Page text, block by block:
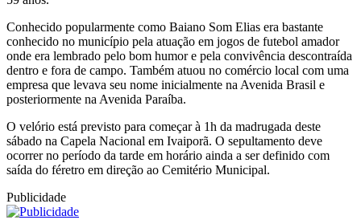
Conhecido popularmente como Baiano Som Elias era bastante
conhecido no município pela atuação em jogos de futebol amador
onde era lembrado pelo bom humor e pela convivência descontraída
dentro e fora de campo. Também atuou no comércio local com uma
empresa que levava seu nome inicialmente na Avenida Brasil e
posteriormente na Avenida Paraíba.
O velório está previsto para começar à 1h da madrugada deste
sábado na Capela Nacional em Ivaiporã. O sepultamento deve
ocorrer no período da tarde em horário ainda a ser definido com
saída do féretro em direção ao Cemitério Municipal.
Publicidade